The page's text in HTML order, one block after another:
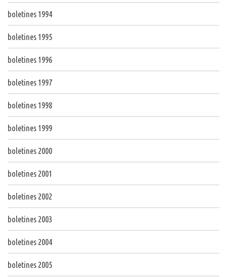
boletines 1994
boletines 1995
boletines 1996
boletines 1997
boletines 1998
boletines 1999
boletines 2000
boletines 2001
boletines 2002
boletines 2003
boletines 2004
boletines 2005